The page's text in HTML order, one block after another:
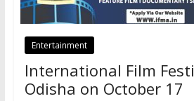
Entertainment
International Film
Odisha on October 17